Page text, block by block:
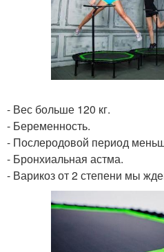
- Вес больше 120 кг.
- Беременность.
- Послеродовой период
- Бронхиальная астма.
- Варикоз от 2 степени мы